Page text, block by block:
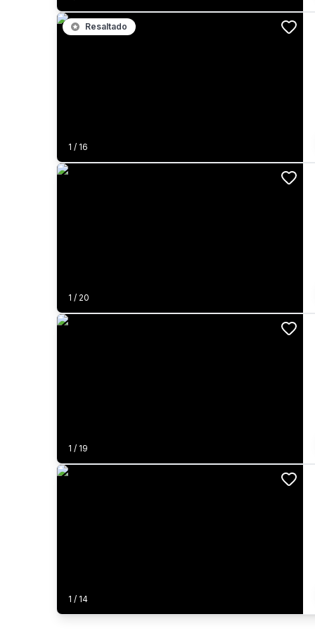
1 / 16
Resaltado
1 / 20
1 / 19
1 / 14